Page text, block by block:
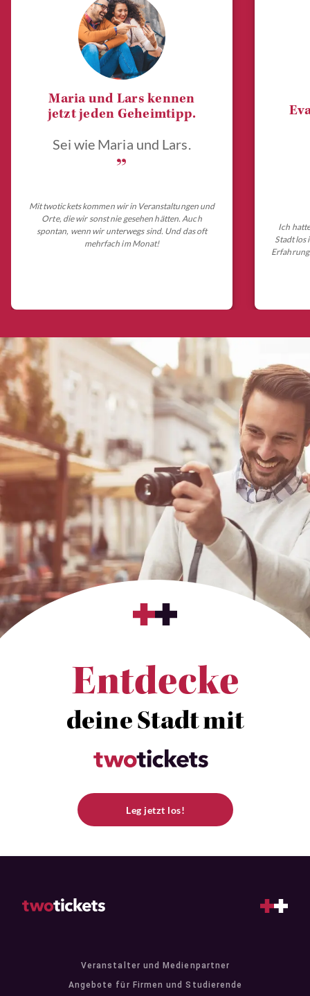
Maria und Lars kennen
jetzt jeden Geheimtipp.
Sei wie Maria und Lars.
„
Mit twotickets kommen wir in Veranstaltungen und
Orte, die wir sonst nie gesehen hätten. Auch
spontan, wenn wir unterwegs sind. Und das oft
mehrfach im Monat!
Ich
Stadt los
Entdecke
deine Stadt mit
Leg jetzt los!
Veranstalter und Medienpartner
Angebote für Firmen und Studierende